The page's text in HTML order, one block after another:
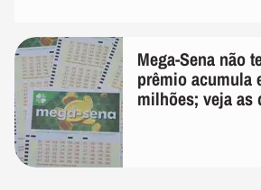
Mega-Sena não
prêmio acumula
milhões; veja as